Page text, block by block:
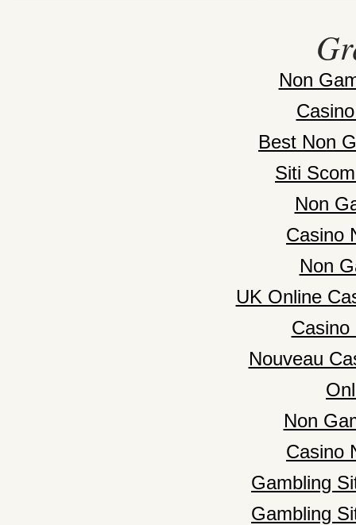
Non
Best Non
Siti
Non
Casino
Non
UK Online
Casino
Nouveau
Non
Casino
Gambling
Gambling